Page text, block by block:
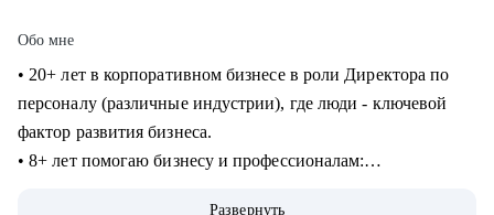
Обо мне
• 20+ лет в корпоративном бизнесе в роли Директора по
персоналу (различные индустрии), где люди - ключевой
фактор развития бизнеса.
• 8+ лет помогаю бизнесу и профессионалам:
Развернуть